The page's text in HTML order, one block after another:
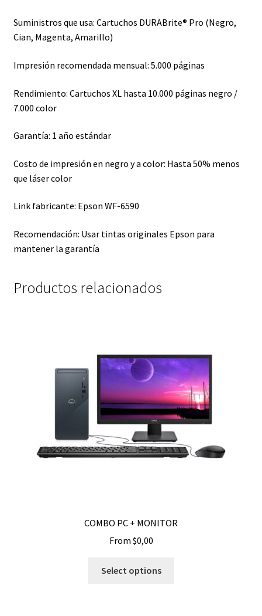
Suministros que usa: Cartuchos DURABrite® Pro (Negro,
Cian, Magenta, Amarillo)
Impresión recomendada mensual: 5.000 páginas
Rendimiento: Cartuchos XL hasta 10.000 páginas negro /
7.000 color
Garantía: 1 año estándar
Costo de impresión en negro y a color: Hasta 50% menos
que láser color
Link fabricante: Epson WF-6590
Recomendación: Usar tintas originales Epson para
mantener la garantía
Productos relacionados
COMBO PC + MONITOR
From $0,00
Select options